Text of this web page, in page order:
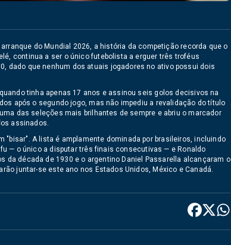
do Mundial 2026, a história da competição recorda que o
continua a ser o único futebolista a erguer três troféus
dado que nenhum dos atuais jogadores no ativo possui dois
tinha apenas 17 anos e assinou seis golos decisivos na
após o segundo jogo, mas não impediu a revalidação do título
das seleções mais brilhantes de sempre e abriu o marcador
assinados.
A lista é amplamente dominada por brasileiros, incluindo
— o único a disputar três finais consecutivas — e Ronaldo
da década de 1930 e o argentino Daniel Passarella alcançaram o
juntar-se este ano nos Estados Unidos, México e Canadá.